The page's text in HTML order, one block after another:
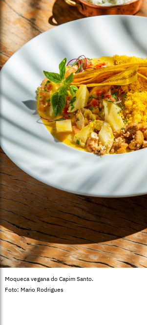
Moqueca vegana do Capim Santo.
Foto: Mario Rodrigues